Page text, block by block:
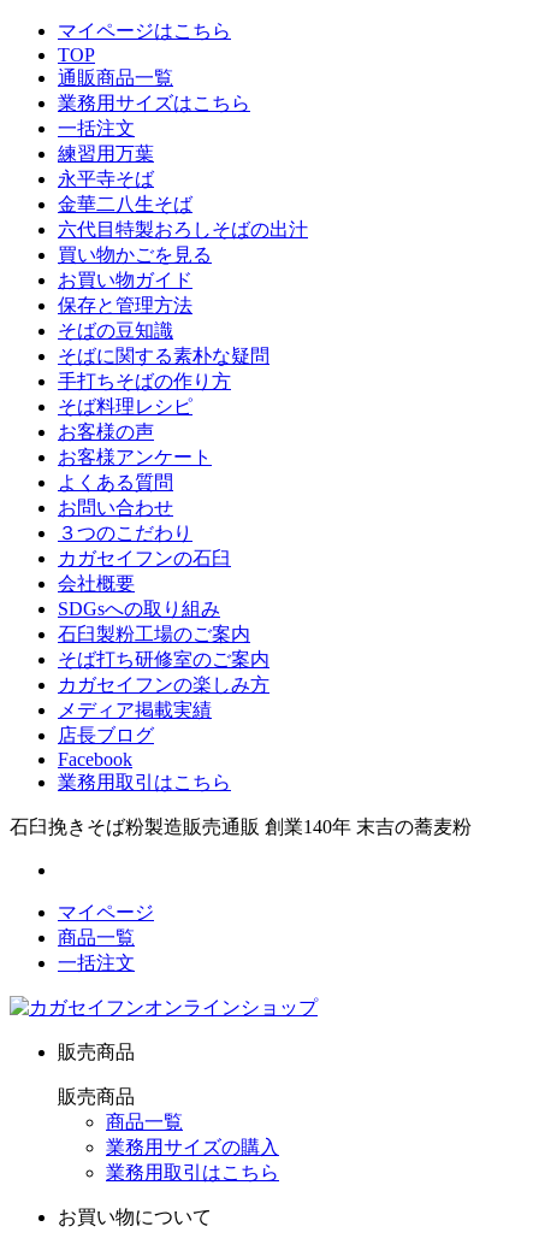
マイページはこちら
TOP
通販商品一覧
業務用サイズはこちら
一括注文
練習用万葉
永平寺そば
金華二八生そば
六代目特製おろしそばの出汁
買い物かごを見る
お買い物ガイド
保存と管理方法
そばの豆知識
そばに関する素朴な疑問
手打ちそばの作り方
そば料理レシピ
お客様の声
お客様アンケート
よくある質問
お問い合わせ
３つのこだわり
カガセイフンの石臼
会社概要
SDGsへの取り組み
石臼製粉工場のご案内
そば打ち研修室のご案内
カガセイフンの楽しみ方
メディア掲載実績
店長ブログ
Facebook
業務用取引はこちら
石臼挽きそば粉製造販売通販 創業140年 末吉の蕎麦粉
マイページ
商品一覧
一括注文
販売商品
販売商品
商品一覧
業務用サイズの購入
業務用取引はこちら
お買い物について